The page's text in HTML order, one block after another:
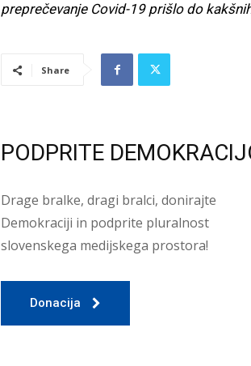
preprečevanje Covid-19 prišlo do
Share
PODPRITE
Drage bralke, dragi bralci, donirajte
Demokraciji in podprite pluralnost
slovenskega medijskega prostora!
Donacija